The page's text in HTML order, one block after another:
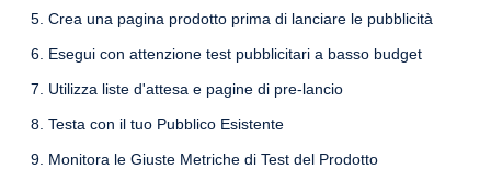
5. Crea una pagina prodotto prima di lanciare le pubblicità
6. Esegui con attenzione test pubblicitari a basso budget
7. Utilizza liste d'attesa e pagine di pre-lancio
8. Testa con il tuo Pubblico Esistente
9. Monitora le Giuste Metriche di Test del Prodotto